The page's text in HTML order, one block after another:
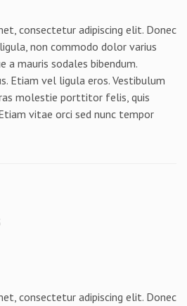
consectetur adipiscing elit. Donec
non commodo dolor varius
a mauris sodales bibendum.
Etiam vel ligula eros. Vestibulum
molestie porttitor felis, quis
vitae orci sed nunc tempor
consectetur adipiscing elit. Donec